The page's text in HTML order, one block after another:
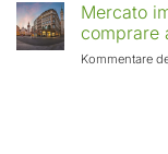
Mercato
comprare
Kommentare